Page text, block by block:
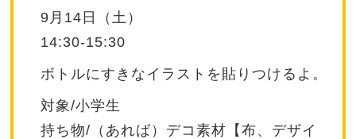
9月14日（土）
14:30-15:30
ボトルにすきなイラストを貼りつけるよ。
対象/小学生
持ち物/（あれば）デコ素材【布、デザイ